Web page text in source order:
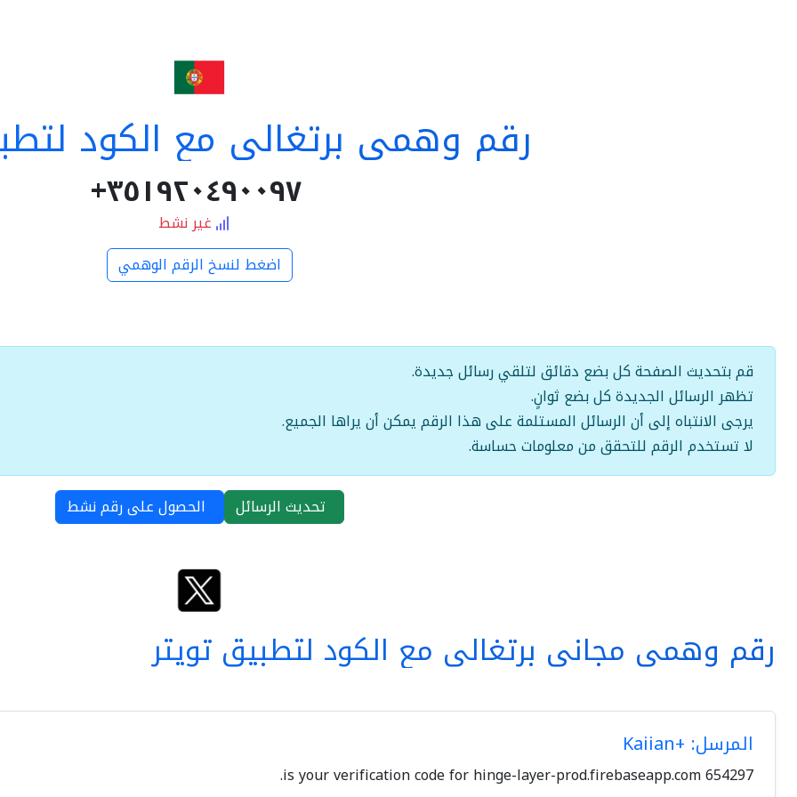
رقم وهمي برتغالي مع الكود
٣٥١٩٢٠٤٩٠٠٩٧+
غير نشط
اضغط لنسخ الرقم الوهمي
قم بتحديث الصفحة كل بضع دقائق لتلقي رسائل جديدة.
تظهر الرسائل الجديدة كل بضع ثوانٍ.
يرجى الانتباه إلى أن الرسائل المستلمة على هذا الرقم يمكن أن يراها الجميع.
لا تستخدم الرقم للتحقق من معلومات حساسة.
تحديث الرسائل الحصول على رقم نشط
رقم وهمي مجاني برتغالي مع الكود لتطبيق تويتر
المرسل: +Kaiian
654297 is your verification code for hinge-layer-prod.firebaseapp.com.